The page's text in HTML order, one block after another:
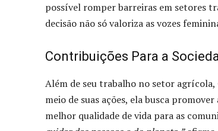
possível romper barreiras em setores
decisão não só valoriza as vozes
Contribuições Para a
Além de seu trabalho no setor
meio de suas ações, ela busca
melhor qualidade de vida para as